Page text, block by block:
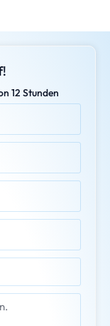
12 Stunden